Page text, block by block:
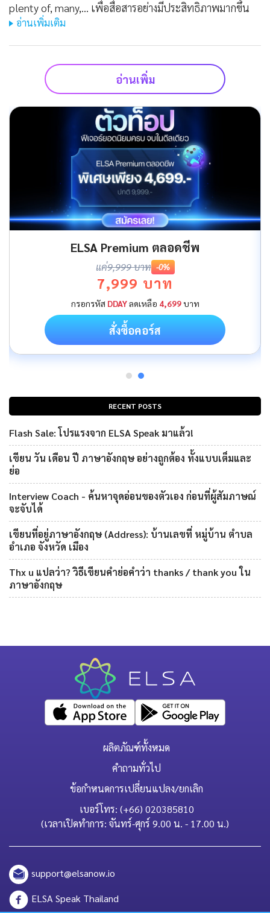
plenty of, many,... เพื่อสื่อสารอย่างมีประสิทธิภาพมากขึ้น
อ่านเพิ่มเติม
อ่านเพิ่ม
RECENT POSTS
Flash Sale: โปรแรงจาก ELSA Speak มาแล้ว!
เขียน วัน เดือน ปี ภาษาอังกฤษ อย่างถูกต้อง ทั้งแบบเต็มและ
ย่อ
Interview Coach - ค้นหาจุดอ่อนของตัวเอง ก่อนที่ผู้สัมภาษณ์
จะจับได้
เขียนที่อยู่ภาษาอังกฤษ (Address): บ้านเลขที่ หมู่บ้าน ตำบล
อำเภอ จังหวัด เมือง
Thx u แปลว่า? วิธีเขียนคำย่อคำว่า thanks / thank you ใน
ภาษาอังกฤษ
ELSA Premium ตลอดชีพ
แค่9,999 บาท -0%
7,999 บาท
กรอกรหัส DDAYลดเหลือ 4,699บาท
สั่งซื้อคอร์ส
ผลิตภัณฑ์ทั้งหมด
คำถามทั่วไป
ข้อกำหนดการเปลี่ยนแปลง/ยกเลิก
เบอร์โทร: (+66) 020385810
(เวลาเปิดทำการ: จันทร์-ศุกร์ 9.00 น. - 17.00 น.)
support@elsanow.io
ELSA Speak Thailand